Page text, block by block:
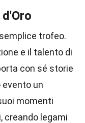
trofeo.
e il talento di
con sé storie
evento un
momenti
creando legami